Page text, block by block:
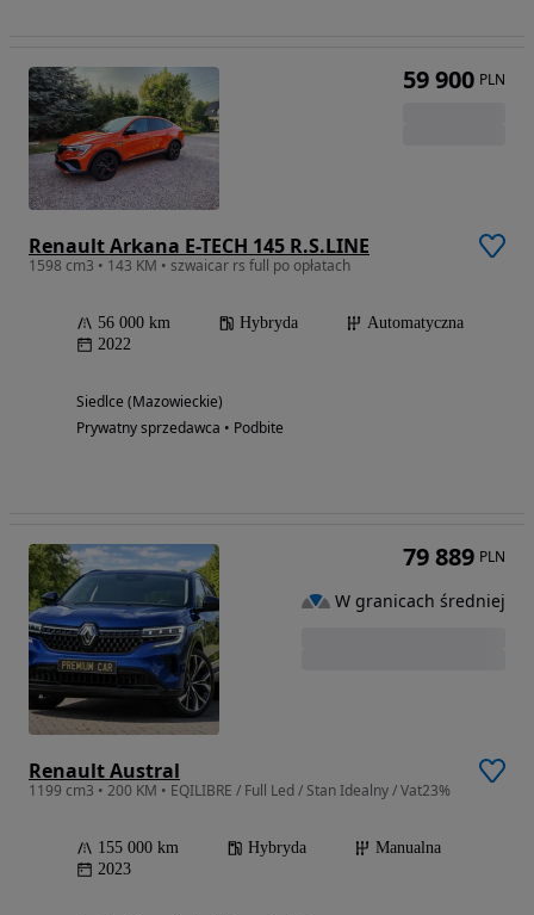
Renault Arkana E-TECH 145 R.S.LINE
1598 cm3 • 143 KM • szwaicar rs full po opłatach
56 000 km Hybryda
Automatyczna
2022
Siedlce (Mazowieckie)
Prywatny sprzedawca • Podbite
59 900 PLN
Renault Austral
1199 cm3 • 200 KM • EQILIBRE / Full Led / Stan Idealny / Vat23%
155 000 km Hybryda
Manualna
2023
79 889 PLN
W granicach średniej